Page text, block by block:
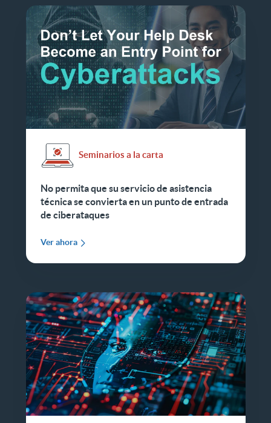
Seminarios a la carta
No permita que su servicio de asistencia
técnica se convierta en un punto de entrada
de ciberataques
Ver ahora